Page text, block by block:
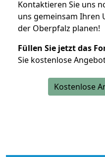
Kontaktieren Sie uns
uns gemeinsam Ihren
der Oberpfalz planen!
Füllen Sie jetzt das
Sie kostenlose
Kostenlose